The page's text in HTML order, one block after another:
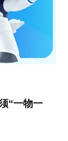
“一物一